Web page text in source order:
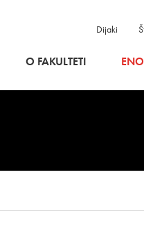
Dijaki
O FAKULTETI